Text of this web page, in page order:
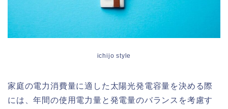
ichijo style
家庭の電力消費量に適した太陽光発電容量を決める際
には、年間の使用電力量と発電量のバランスを考慮す